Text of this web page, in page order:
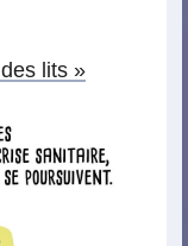
lits »